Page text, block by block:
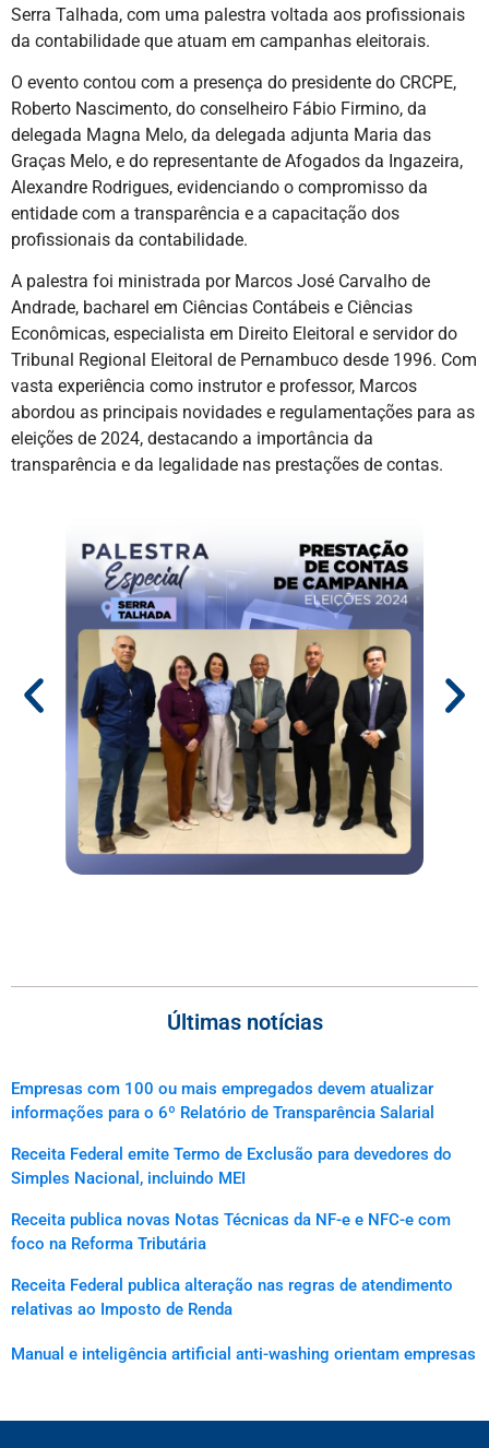
Serra Talhada, com uma palestra voltada aos profissionais
da contabilidade que atuam em campanhas eleitorais.
O evento contou com a presença do presidente do CRCPE,
Roberto Nascimento, do conselheiro Fábio Firmino, da
delegada Magna Melo, da delegada adjunta Maria das
Graças Melo, e do representante de Afogados da Ingazeira,
Alexandre Rodrigues, evidenciando o compromisso da
entidade com a transparência e a capacitação dos
profissionais da contabilidade.
A palestra foi ministrada por Marcos José Carvalho de
Andrade, bacharel em Ciências Contábeis e Ciências
Econômicas, especialista em Direito Eleitoral e servidor do
Tribunal Regional Eleitoral de Pernambuco desde 1996. Com
vasta experiência como instrutor e professor, Marcos
abordou as principais novidades e regulamentações para as
eleições de 2024, destacando a importância da
transparência e da legalidade nas prestações de contas.
Últimas notícias
Empresas com 100 ou mais empregados devem atualizar
informações para o 6º Relatório de Transparência Salarial
Receita Federal emite Termo de Exclusão para devedores do
Simples Nacional, incluindo MEI
Receita publica novas Notas Técnicas da NF-e e NFC-e com
foco na Reforma Tributária
Receita Federal publica alteração nas regras de atendimento
relativas ao Imposto de Renda
Manual e inteligência artificial anti-washing orientam empresas